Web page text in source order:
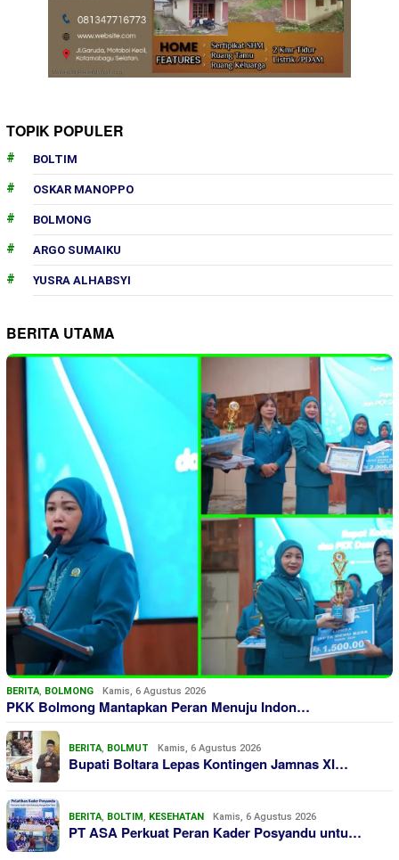
TOPIK POPULER
BOLTIM
OSKAR MANOPPO
BOLMONG
ARGO SUMAIKU
YUSRA ALHABSYI
BERITA UTAMA
BERITA, BOLMONG Kamis, 6 Agustus 2026
PKK Bolmong Mantapkan Peran Menuju Indon…
BERITA, BOLMUT Kamis, 6 Agustus 2026
Bupati Boltara Lepas Kontingen Jamnas XI…
BERITA, BOLTIM, KESEHATAN Kamis, 6 Agustus 2026
PT ASA Perkuat Peran Kader Posyandu untu…